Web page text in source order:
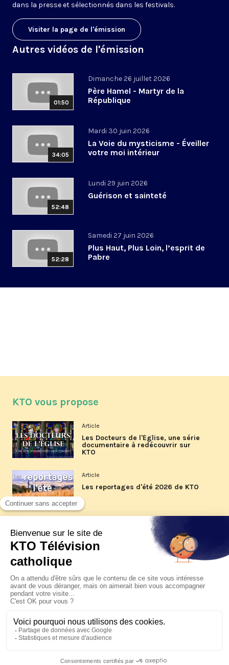
dans la presse et sélectionnés dans les festivals.
Visiter la page de l'émission
Autres vidéos de l'émission
01:50
Dimanche 26 juillet 2026
Père Hamel - Martyr de la
République
34:05
Mardi 30 juin 2026
La Voie du mysticisme - Éveiller
votre moi intérieur
52:48
Lundi 29 juin 2026
Guérison et sainteté
52:28
Samedi 27 juin 2026
Plus Haut, Plus Loin, l’esprit de
Pabre
KTO vous propose
Article
Les Docteurs de l'Église, une série
documentaire à redécouvrir sur
KTO
Article
Les reportages d'été 2026 de KTO
La visite pastorale du pape Léon
XIV à Assise à suivre sur KTO le
jeudi 6 août
Le pape en Uruguay, Argentine et
Pérou du 6 au 17 novembre 2026
© KTO 2026 —Contact